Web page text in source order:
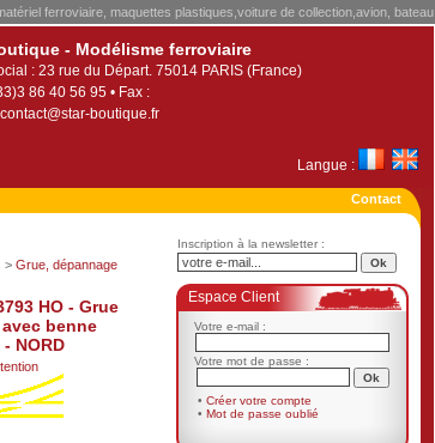
ferroviaire, maquettes plastiques,voiture de collection,avion, bateau
- Modélisme ferroviaire
: 23 rue du Départ. 75014 PARIS (France)
86 40 56 95 • Fax :
contact@star-boutique.fr
Langue :
Contact
> Grue, dépannage
HO - Grue
benne
NORD
Inscription à la newsletter :
Espace Client
Votre e-mail :
Votre mot de passe :
• Créer votre compte
• Mot de passe oublié